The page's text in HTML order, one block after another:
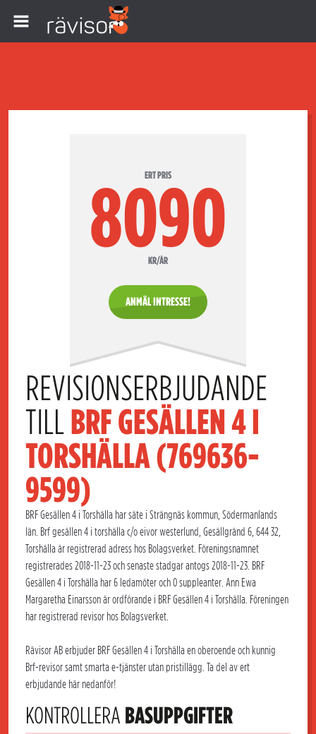
ERT PRIS
8090
KR/ÅR
ANMÄL INTRESSE!
REVISIONSERBJUDANDE
TILL BRF GESÄLLEN 4 I
TORSHÄLLA (769636-
9599)
BRF Gesällen 4 i Torshälla har säte i Strängnäs kommun, Södermanlands
län. Brf gesällen 4 i torshälla c/o eivor westerlund, Gesällgränd 6, 644 32,
Torshälla är registrerad adress hos Bolagsverket. Föreningsnamnet
registrerades 2018-11-23 och senaste stadgar antogs 2018-11-23. BRF
Gesällen 4 i Torshälla har 6 ledamöter och 0 suppleanter. Ann Ewa
Margaretha Einarsson är ordförande i BRF Gesällen 4 i Torshälla. Föreningen
har registrerad revisor hos Bolagsverket.
Rävisor AB erbjuder BRF Gesällen 4 i Torshälla en oberoende och kunnig
Brf-revisor samt smarta e-tjänster utan pristillägg. Ta del av ert
erbjudande här nedanför!
KONTROLLERA BASUPPGIFTER